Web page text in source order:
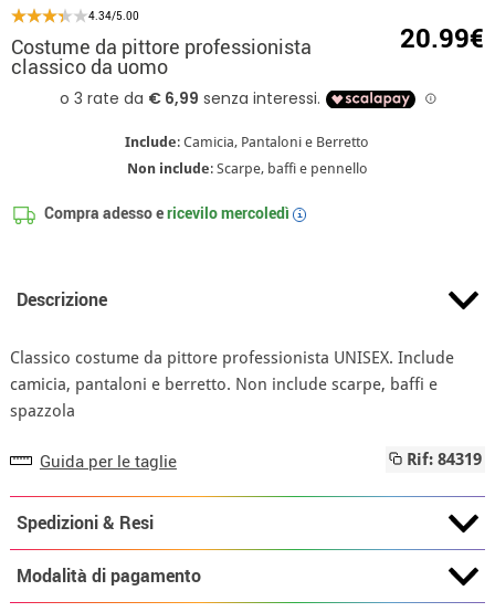
4.34/5.00
Costume da pittore professionista
classico da uomo
20.99€
Include: Camicia, Pantaloni e Berretto
Non include: Scarpe, baffi e pennello
Compra adesso ericevilomercoledì i
Descrizione
Classico costume da pittore professionista UNISEX. Include
camicia, pantaloni e berretto. Non include scarpe, baffi e
spazzola
Guida per le taglie Rif: 84319
Spedizioni & Resi
Modalità di pagamento